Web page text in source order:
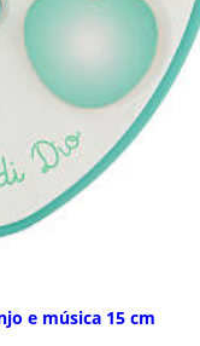
e música 15 cm